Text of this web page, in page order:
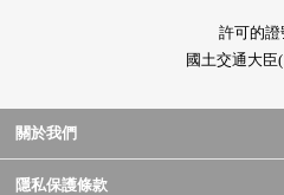
許可的證
國土交通大臣
關於我們
隱私保護條款